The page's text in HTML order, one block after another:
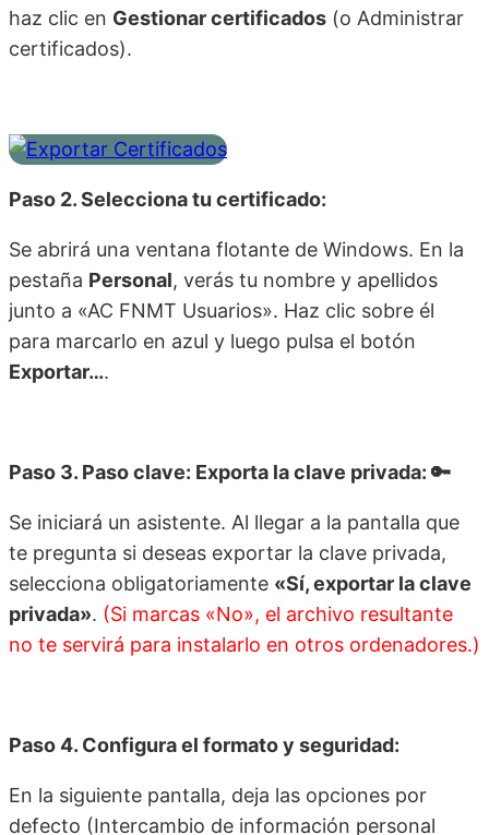
haz clic en Gestionar certificados (o Administrar
certificados).
Paso 2. Selecciona tu certificado:
Se abrirá una ventana flotante de Windows. En la
pestaña Personal, verás tu nombre y apellidos
junto a «AC FNMT Usuarios». Haz clic sobre él
para marcarlo en azul y luego pulsa el botón
Exportar….
Paso 3. Paso clave: Exporta la clave privada: 🔑
Se iniciará un asistente. Al llegar a la pantalla que
te pregunta si deseas exportar la clave privada,
selecciona obligatoriamente «Sí, exportar la clave
privada». (Si marcas «No», el archivo resultante
no te servirá para instalarlo en otros ordenadores.)
Paso 4. Configura el formato y seguridad:
En la siguiente pantalla, deja las opciones por
defecto (Intercambio de información personal